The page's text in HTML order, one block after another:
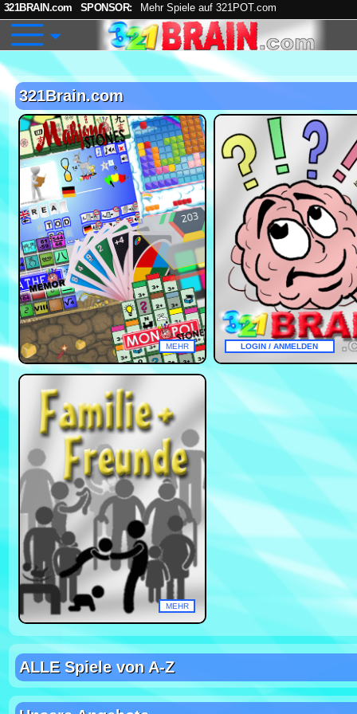
321BRAIN.com SPONSOR: Mehr Spiele auf 321POT.com
321Brain.com
MEHR LOGIN / ANMELDEN
MEHR
ALLE Spiele von A-Z